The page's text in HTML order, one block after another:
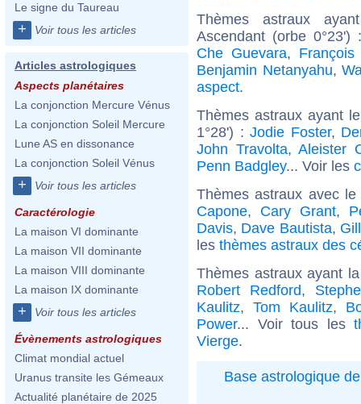
Le signe du Taureau
+ Voir tous les articles
Articles astrologiques
Aspects planétaires
La conjonction Mercure Vénus
La conjonction Soleil Mercure
Lune AS en dissonance
La conjonction Soleil Vénus
+ Voir tous les articles
Caractérologie
La maison VI dominante
La maison VII dominante
La maison VIII dominante
La maison IX dominante
+ Voir tous les articles
Évènements astrologiques
Climat mondial actuel
Uranus transite les Gémeaux
Actualité planétaire de 2025
Thèmes astraux
Ascendant (orbe
Che Guevara, François
Benjamin Netanyahu,
aspect.
Thèmes astraux ayant
1°28') :Jodie Foster,
John Travolta,Aleister
Penn Badgley... Voir les
Thèmes astraux avec
Capone, Cary Grant,
Davis, Dave Bautista,
les thèmes astraux des
Thèmes astraux ayant
Robert Redford,
Kaulitz,Tom Kaulitz,
Power... Voir tous les
Vierge.
Base astrologique